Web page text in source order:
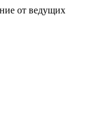
от ведущих